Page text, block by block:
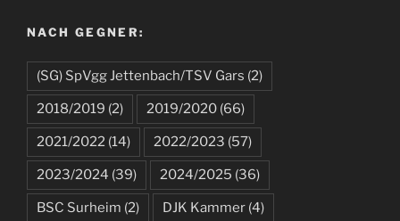
NACH GEGNER:
(SG) SpVgg Jettenbach/TSV Gars (2)
2018/2019 (2) 2019/2020 (66)
2021/2022 (14) 2022/2023 (57)
2023/2024 (39) 2024/2025 (36)
BSC Surheim (2) DJK Kammer (4)